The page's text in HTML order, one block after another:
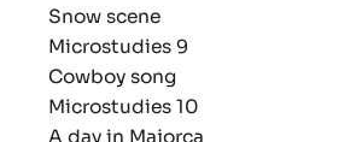
Snow scene
Microstudies 9
Cowboy song
Microstudies 10
A day in Majorca